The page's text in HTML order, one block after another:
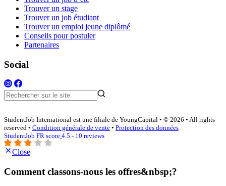
Trouver un stage
Trouver un job étudiant
Trouver un emploi jeune diplômé
Conseils pour postuler
Partenaires
Social
StudentJob International est une filiale de YoungCapital • © 2026 • All rights
reserved • Condition générale de vente • Protection des données
StudentJob FR score 4.5 - 10 reviews
Close
Comment classons-nous les offres&nbsp;?